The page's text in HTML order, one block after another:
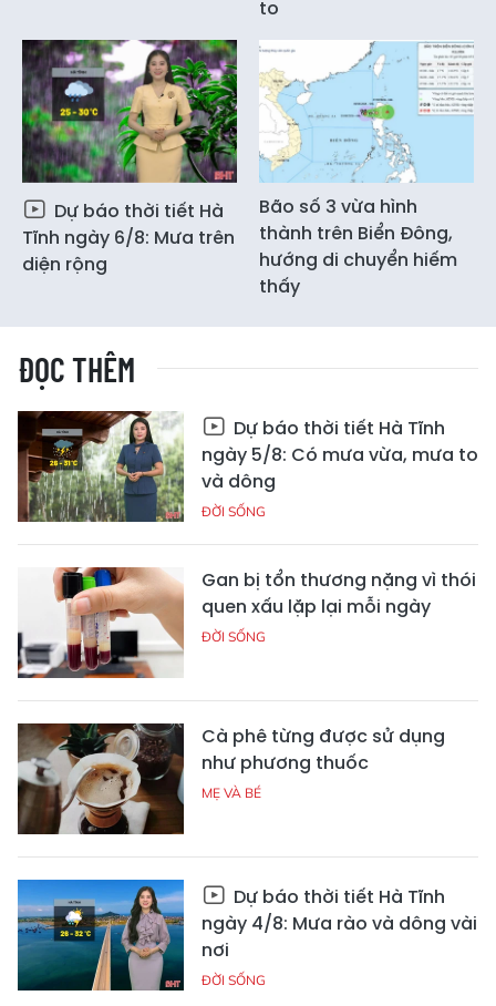
to
Dự báo thời tiết Hà
Tĩnh ngày 6/8: Mưa trên
diện rộng
Bão số 3 vừa hình
thành trên Biển Đông,
hướng di chuyển hiếm
thấy
ĐỌC THÊM
Dự báo thời tiết Hà Tĩnh
ngày 5/8: Có mưa vừa, mưa to
và dông
ĐỜI SỐNG
Gan bị tổn thương nặng vì thói
quen xấu lặp lại mỗi ngày
ĐỜI SỐNG
Cà phê từng được sử dụng
như phương thuốc
MẸ VÀ BÉ
Dự báo thời tiết Hà Tĩnh
ngày 4/8: Mưa rào và dông vài
nơi
ĐỜI SỐNG